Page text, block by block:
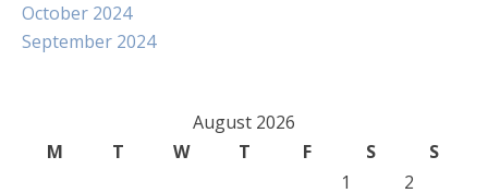
October 2024
September 2024
August 2026
M
T W T F S
S
1
2